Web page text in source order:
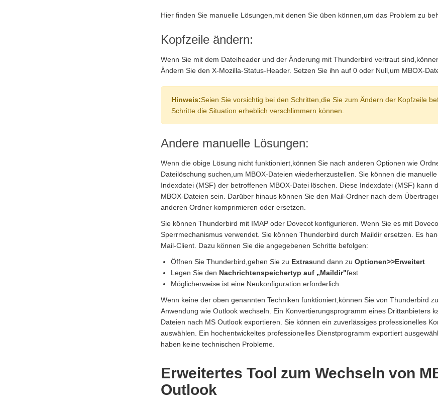
Hier finden Sie manuelle Lösungen,mit denen Sie üben können,um das Problem zu
Kopfzeile ändern:
Wenn Sie mit dem Dateiheader und der Änderung mit Thunderbird vertraut
Ändern Sie den X-Mozilla-Status-Header. Setzen Sie ihn auf 0 oder Null,um MBOX-
Hinweis:Seien Sie vorsichtig bei den Schritten,die Sie zum Ändern der Kopfzeile
Schritte die Situation erheblich verschlimmern können.
Andere manuelle Lösungen:
Wenn die obige Lösung nicht funktioniert,können Sie nach anderen Optionen wie
Dateilöschung suchen,um MBOX-Dateien wiederherzustellen. Sie können die
Indexdatei (MSF) der betroffenen MBOX-Datei löschen. Diese Indexdatei (MSF) kann
MBOX-Dateien sein. Darüber hinaus können Sie den Mail-Ordner nach dem
anderen Ordner komprimieren oder ersetzen.
Sie können Thunderbird mit IMAP oder Dovecot konfigurieren. Wenn Sie es mit
Sperrmechanismus verwendet. Sie können Thunderbird durch Maildir ersetzen. Es
Mail-Client. Dazu können Sie die angegebenen Schritte befolgen:
Öffnen Sie Thunderbird,gehen Sie zu Extrasund dann zu Optionen>>Erweitert
Legen Sie den Nachrichtenspeichertyp auf „Maildir"fest
Möglicherweise ist eine Neukonfiguration erforderlich.
Wenn keine der oben genannten Techniken funktioniert,können Sie von Thunderbird
Anwendung wie Outlook wechseln. Ein Konvertierungsprogramm eines Drittanbieters
Dateien nach MS Outlook exportieren. Sie können ein zuverlässiges professionelles
auswählen. Ein hochentwickeltes professionelles Dienstprogramm exportiert
haben keine technischen Probleme.
Erweitertes Tool zum Wechseln von
Outlook